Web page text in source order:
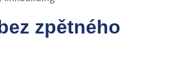
zpětného